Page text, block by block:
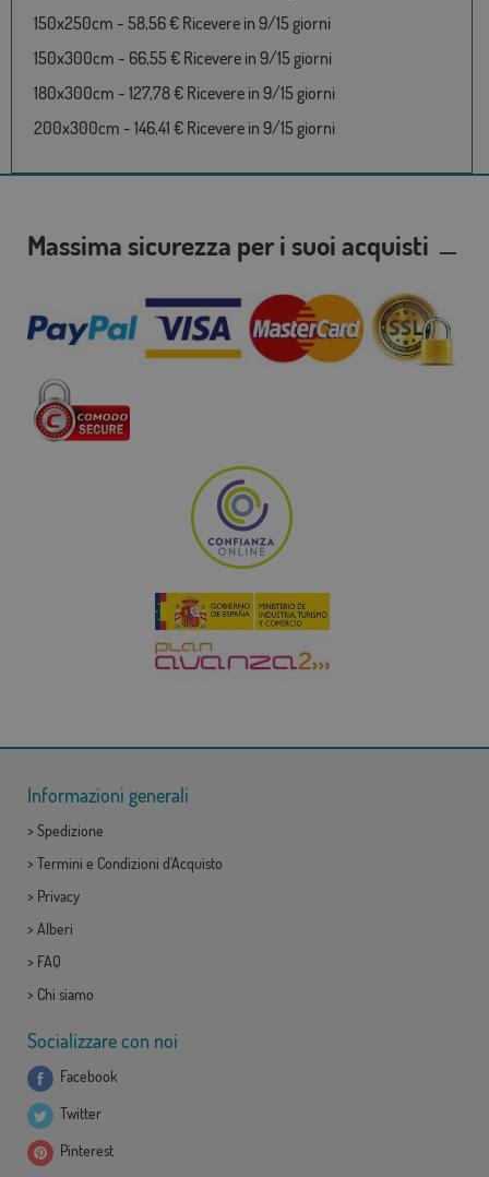
150x250cm - 58,56 € Ricevere in 9/15 giorni
150x300cm - 66,55 € Ricevere in 9/15 giorni
180x300cm - 127,78 € Ricevere in 9/15 giorni
200x300cm - 146,41 € Ricevere in 9/15 giorni
Massima sicurezza per i suoi acquisti
Informazioni generali
> Spedizione
> Termini e Condizioni d'Acquisto
> Privacy
> Alberi
> FAQ
> Chi siamo
Socializzare con noi
Facebook
Twitter
Pinterest